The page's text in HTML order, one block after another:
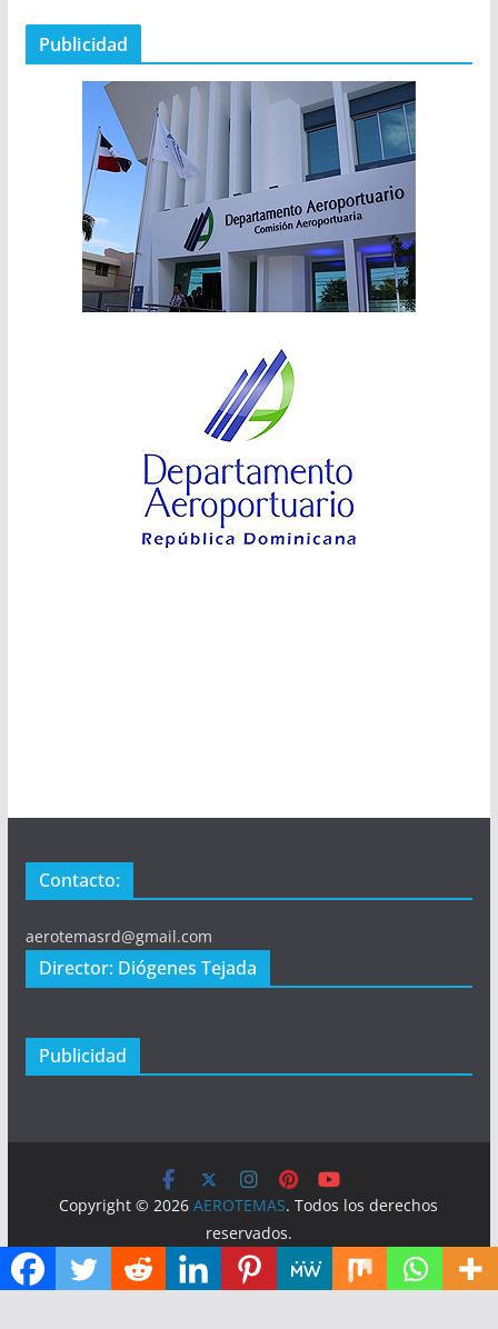
Publicidad
Contacto:
aerotemasrd@gmail.com
Director: Diógenes Tejada
Publicidad
Copyright © 2026AEROTEMAS. Todos los derechos
reservados.
Tema:ColorMag por ThemeGrill. Funciona con WordPress.